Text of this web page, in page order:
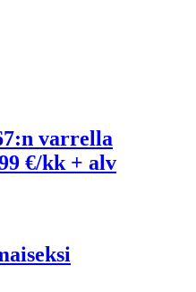
varrella
€/kk + alv